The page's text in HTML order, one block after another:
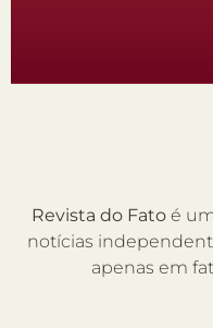
Revista do Fato é
notícias
apenas em